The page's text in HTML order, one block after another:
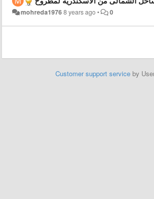
mohreda19768 years ago• 0
Customer support service by